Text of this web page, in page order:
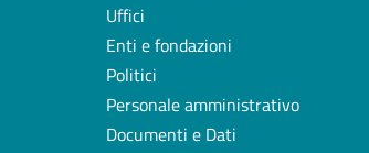
Uffici
Enti e fondazioni
Politici
Personale amministrativo
Documenti e Dati